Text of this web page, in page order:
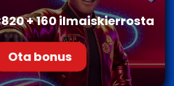
+ 160 ilmaiskierrosta
Ota bonus